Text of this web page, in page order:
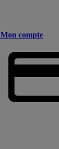
Mon compte